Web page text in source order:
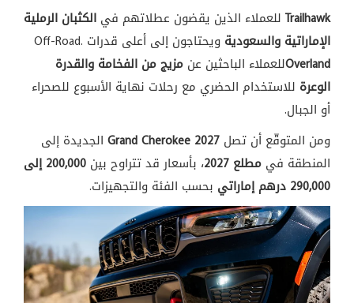
Trailhawk للعملاء الذين يقضون عطلاتهم في الكثبان الرملية
الإماراتية والسعودية ويحتاجون إلى أعلى قدرات Off-Road.
Overlandللعملاء الباحثين عن مزيج من الفخامة والقدرة
الوعرة للاستخدام الحضري مع رحلات نهاية الأسبوع للصحراء
أو الجبال.
ومن المتوقّع أن تصل Grand Cherokee 2027 الجديدة إلى
المنطقة في مطلع 2027 ، بأسعارقد تتراوح بين
200,000 إلى
290,000 درهم إماراتي
بحسب الفئة والتجهيزات.